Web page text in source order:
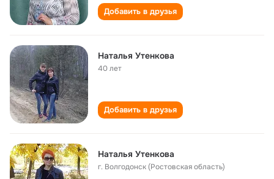
Добавить в друзья
Наталья Утенкова
40 лет
Добавить в друзья
Наталья Утенкова
г. Волгодонск (Ростовская область)